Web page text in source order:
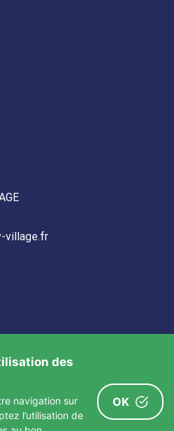
village.fr
à 17h00
des
navigation sur
l’utilisation de
OK